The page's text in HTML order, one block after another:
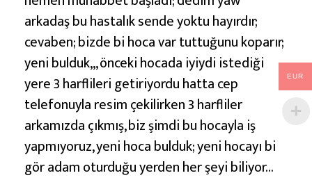
arkadaş bu hastalık sende yoktu hayırdır;
cevaben; bizde bi hoca var tuttuğunu koparır;
yeni bulduk,,, önceki hocada iyiydi istediği
yere 3 harflileri getiriyordu hatta cep
telefonuyla resim çekilirken 3 harfliler
arkamızda çıkmış, biz şimdi bu hocayla iş
yapmıyoruz, yeni hoca bulduk; yeni hocayı bi
gör adam oturduğu yerden her şeyi biliyor…
EUR